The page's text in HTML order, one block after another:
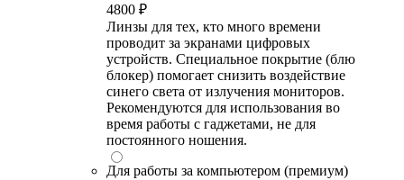
4800 ₽
Линзы для тех, кто много времени
проводит за экранами цифровых
устройств. Специальное покрытие (блю
блокер) помогает снизить воздействие
синего света от излучения мониторов.
Рекомендуются для использования во
время работы с гаджетами, не для
постоянного ношения.
Для работы за компьютером (премиум)